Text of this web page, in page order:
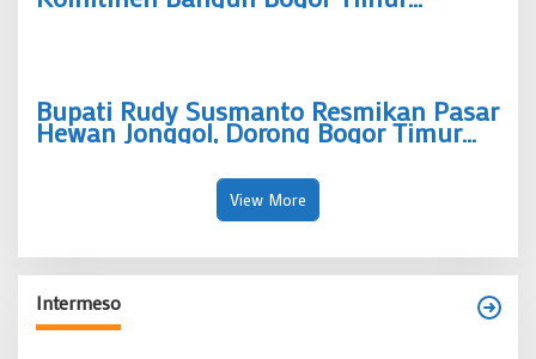
sebagai Pusat Pertumbuhan Ekonomi
Bupati Rudy Susmanto Resmikan Pasar
Hewan Jonggol, Dorong Bogor Timur
Jadi Pusat Pertumbuhan Ekonomi Baru
View More
Intermeso